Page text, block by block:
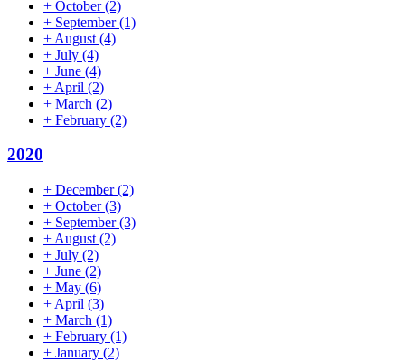
+ October(2)
+ September(1)
+ August (4)
+ July (4)
+ June (4)
+ April (2)
+ March (2)
+ February (2)
2020
+ December(2)
+ October(3)
+ September(3)
+ August (2)
+ July (2)
+ June (2)
+ May (6)
+ April (3)
+ March (1)
+ February (1)
+ January (2)